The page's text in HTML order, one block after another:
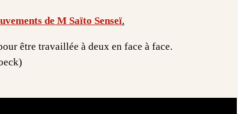
de M Saïto Senseï.
être travaillée à deux en face à face.